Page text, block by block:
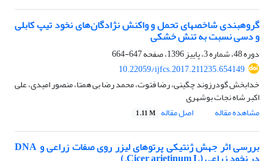
گروه‎بندی شاخص‎های تحمل و واکنش نژادگان‌های نخود تیپ کابلی
و دسی نسبت به تنش خشکی
دوره 48، شماره 3، پاییز 1396، صفحه
647-664
10.22059/ijfcs.2017.211235.654149
خدابخش گودرزوند چگینی، رضا فتوت، محمد رضا بی همتا، منصور امیدی، علی
اکبر شاه نجات بوشهری
مشاهده مقاله
اصل مقاله 1.11 M
بررسی اثر جهش ژنتیکی پرتوهای لیزر روی صفات زراعی و DNA